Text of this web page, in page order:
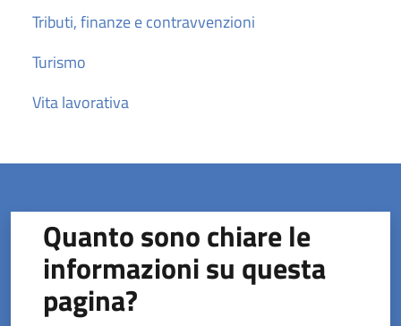
Tributi, finanze e contravvenzioni
Turismo
Vita lavorativa
Quanto sono chiare le
informazioni su questa
pagina?